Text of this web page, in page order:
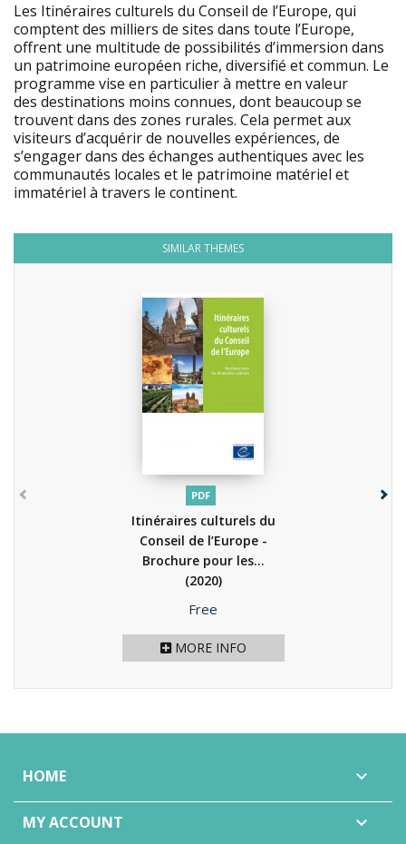
Les Itinéraires culturels du Conseil de l’Europe, qui
comptent des milliers de sites dans toute l’Europe,
offrent une multitude de possibilités d’immersion dans
un patrimoine européen riche, diversifié et commun. Le
programme vise en particulier à mettre en valeur
des destinations moins connues, dont beaucoup se
trouvent dans des zones rurales. Cela permet aux
visiteurs d’acquérir de nouvelles expériences, de
s’engager dans des échanges authentiques avec les
communautés locales et le patrimoine matériel et
immatériel à travers le continent.
SIMILAR THEMES
PDF
Itinéraires culturels du
Conseil de l’Europe -
Brochure pour les...
(2020)
Price
Free
MORE INFO
HOME 
MY ACCOUNT 